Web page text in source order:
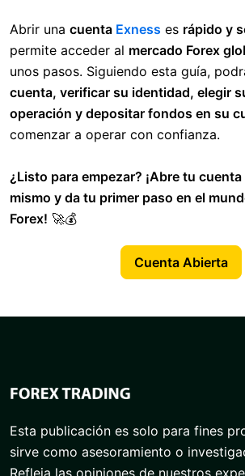
Abrir una cuenta Exness es rápido y
permite acceder al mercado Forex
unos pasos. Siguiendo esta guía,
cuenta, verificar su identidad, elegir
operación y depositar fondos en su
comenzar a operar con confianza.
¿Listo para empezar? ¡Abre tu
mismo y da tu primer paso en el
Forex! 🚀💰
Cuenta Abierta
Esta publicación es solo para fines
sirve como asesoramiento o
Refleja las opiniones de nuestros